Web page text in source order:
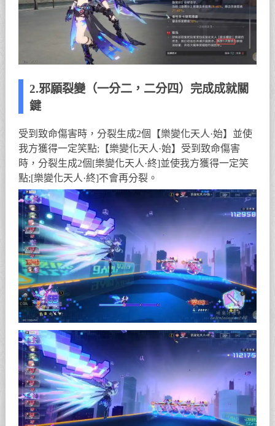
2.邪願裂變（一分二，二分四）完成成就關
鍵
受到致命傷害時，分裂生成2個【樂變化天人·始】並使
我方獲得一定笑點;【樂變化天人·始】受到致命傷害
時，分裂生成2個[樂變化天人·終]並使我方獲得一定笑
點;[樂變化天人·終]不會再分裂。